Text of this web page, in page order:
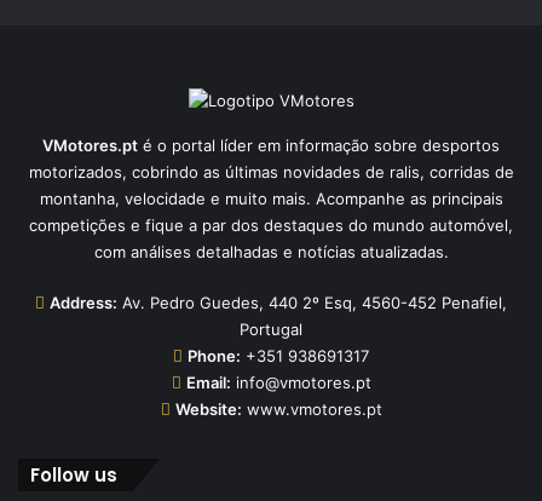
VMotores.pt é o portal líder em informação sobre desportos
motorizados, cobrindo as últimas novidades de ralis, corridas de
montanha, velocidade e muito mais. Acompanhe as principais
competições e fique a par dos destaques do mundo automóvel,
com análises detalhadas e notícias atualizadas.
Address: Av. Pedro Guedes, 440 2º Esq, 4560-452 Penafiel,
Portugal
Phone: +351 938691317
Email: info@vmotores.pt
Website: www.vmotores.pt
Follow us